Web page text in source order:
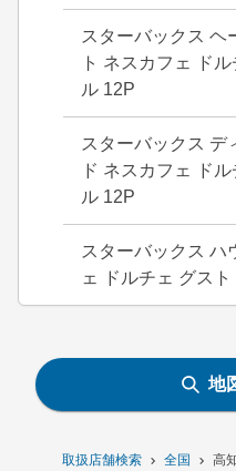
取扱店舗検索 全国 高
スターバックス ヘ
ト ネスカフェ ド
ル 12P
スターバックス デ
ド ネスカフェ ド
ル 12P
スターバックス ハ
ェ ドルチェ グス
地